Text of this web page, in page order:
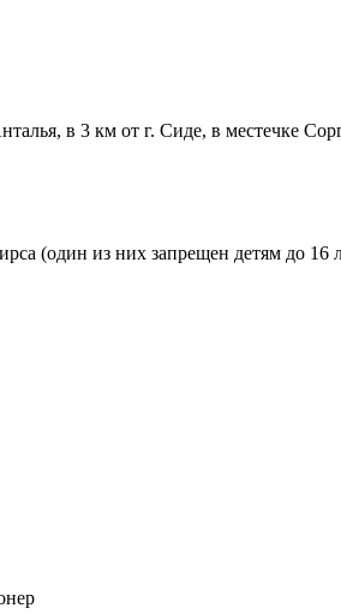
в 3 км от г. Сиде, в местечке
(один из них запрещен детям до